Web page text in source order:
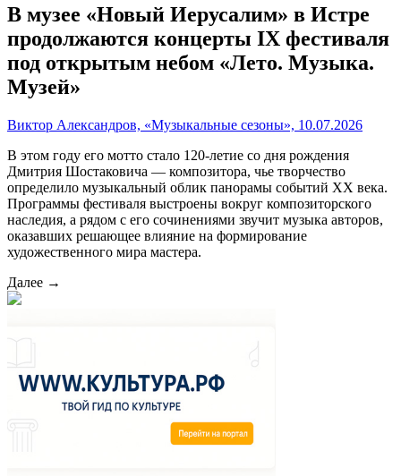
В музее «Новый Иерусалим» в Истре
продолжаются концерты IX фестиваля
под открытым небом «Лето. Музыка.
Музей»
Виктор Александров, «Музыкальные сезоны», 10.07.2026
В этом году его мотто стало 120-летие со дня рождения
Дмитрия Шостаковича — композитора, чье творчество
определило музыкальный облик панорамы событий XX века.
Программы фестиваля выстроены вокруг композиторского
наследия, а рядом с его сочинениями звучит музыка авторов,
оказавших решающее влияние на формирование
художественного мира мастера.
Далее →